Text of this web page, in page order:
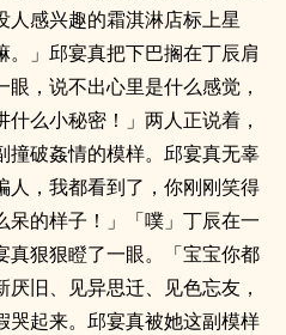
感兴趣的霜淇淋店标上星
」邱宴真把下巴搁在丁辰肩
，说不出心里是什么感觉，
什么小秘密！」两人正说着，
撞破姦情的模样。邱宴真无辜
人，我都看到了，你刚刚笑得
的样子！」「噗」丁辰在一
真狠狠瞪了一眼。「宝宝你都
旧、见异思迁、见色忘友，
哭起来。邱宴真被她这副模样